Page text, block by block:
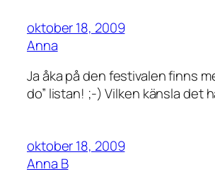
oktober 18, 2009
Anna
Ja åka på den festivalen finns
do” listan! ;-) Vilken känsla det
oktober 18, 2009
Anna B